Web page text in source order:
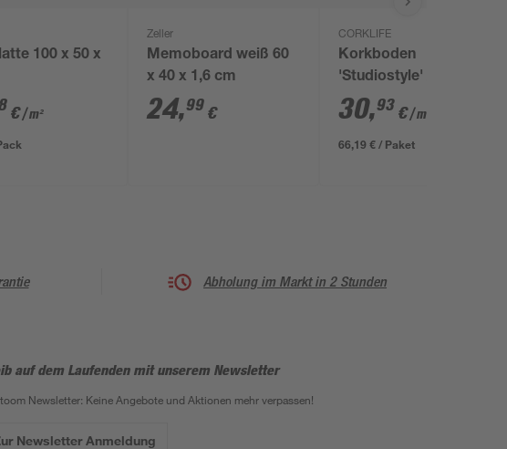
100 x 50 x
€/ m²
Zeller
Memoboard weiß 60
x 40 x 1,6 cm
24,99 €
CORKLIFE
Korkboden
'Studiostyle' Aveiro
creme braun 10,5 mm
30,93 €/ m²
66,19 € / Paket
Abholung im Markt in 2 Stunden
auf dem Laufenden mit unserem Newsletter
Newsletter: Keine Angebote und Aktionen mehr verpassen!
Newsletter Anmeldung